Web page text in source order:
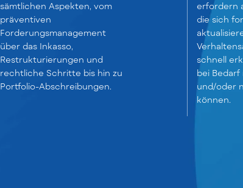
sämtlichen Aspekten, vom
präventiven
Forderungsmanagement
über das Inkasso,
Restrukturierungen und
rechtliche Schritte bis hin zu
Portfolio-Abschreibungen.
erfordern
die sich
schnell
bei Bedarf
und/oder
können.